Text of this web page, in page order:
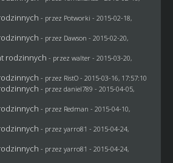
- przez Potworki - 2015-02-18,
- przez Dawson - 2015-02-20,
rodzinnych - przez walter- 2015-03-20,
- przez RistO- 2015-03-16, 17:57:10
- przez daniel789 - 2015-04-05,
- przez Redman - 2015-04-10,
- przez yarro81 - 2015-04-24,
- przez yarro81 - 2015-04-24,